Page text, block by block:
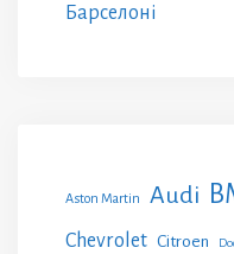
Барселоні
Aston Martin Audi
Chevrolet Citroen